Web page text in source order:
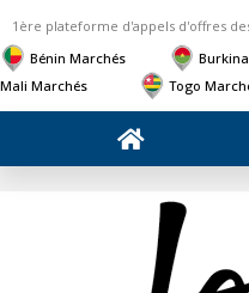
1ère plateforme d'appels d'offres
Bénin Marchés
Mali Marchés
Togo